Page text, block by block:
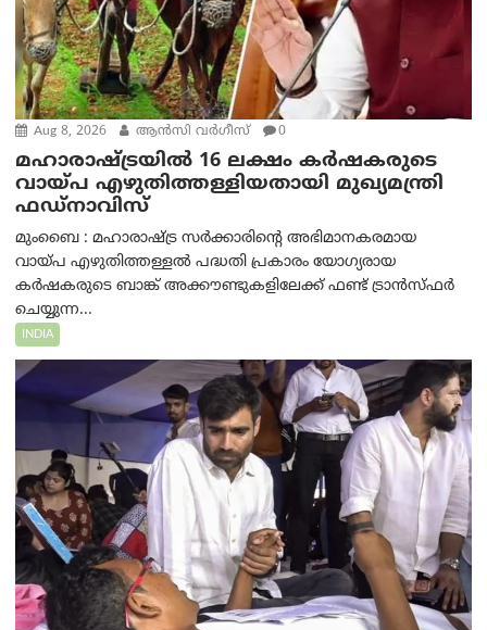
Aug 8, 2026 ആന്‍സി വര്‍ഗീസ് 0
മഹാരാഷ്ട്രയിൽ 16 ലക്ഷം കർഷകരുടെ
വായ്പ എഴുതിത്തള്ളിയതായി മുഖ്യമന്ത്രി
ഫഡ്‌നാവിസ്
മുംബൈ : മഹാരാഷ്ട്ര സർക്കാരിന്റെ അഭിമാനകരമായ
വായ്പ എഴുതിത്തള്ളൽ പദ്ധതി പ്രകാരം യോഗ്യരായ
കർഷകരുടെ ബാങ്ക് അക്കൗണ്ടുകളിലേക്ക് ഫണ്ട് ട്രാൻസ്ഫർ
ചെയ്യുന്ന...
INDIA